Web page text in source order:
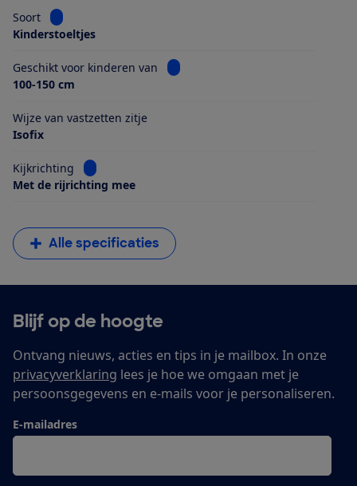
Soort
Bekijk informatie voor Soort
Kinderstoeltjes
Geschikt voor kinderen van
Bekijk informatie voor Geschikt
100-150 cm
Wijze van vastzetten zitje
Isofix
Kijkrichting
Bekijk informatie voor Kijkrichting
Met de rijrichting mee
Alle specificaties
Blijf op de hoogte
Ontvang nieuws, acties en tips in je mailbox. In onze
privacyverklaring lees je hoe we omgaan met je
persoonsgegevens en e-mails voor je personaliseren.
E-mailadres